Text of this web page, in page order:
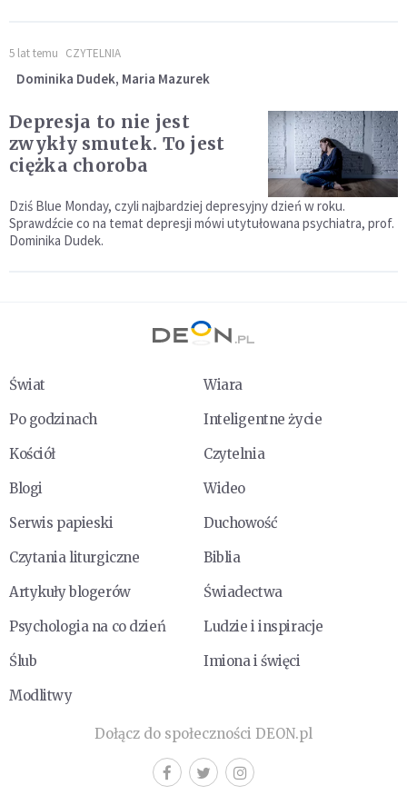
5 lat temu CZYTELNIA
Dominika Dudek, Maria Mazurek
Depresja to nie jest
zwykły smutek. To jest
ciężka choroba
Dziś Blue Monday, czyli najbardziej depresyjny dzień w roku.
Sprawdźcie co na temat depresji mówi utytułowana psychiatra, prof.
Dominika Dudek.
Świat
Wiara
Po godzinach
Inteligentne życie
Kościół
Czytelnia
Blogi
Wideo
Serwis papieski
Duchowość
Czytania liturgiczne
Biblia
Artykuły blogerów
Świadectwa
Psychologia na co dzień
Ludzie i inspiracje
Ślub
Imiona i święci
Modlitwy
Dołącz do społeczności DEON.pl